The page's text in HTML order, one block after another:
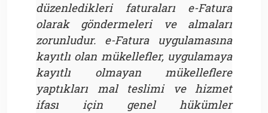
düzenledikleri faturaları e-Fatura
olarak göndermeleri ve almaları
zorunludur. e-Fatura uygulamasına
kayıtlı olan mükellefler, uygulamaya
kayıtlı olmayan mükelleflere
yaptıkları mal teslimi ve hizmet
ifası için genel hükümler